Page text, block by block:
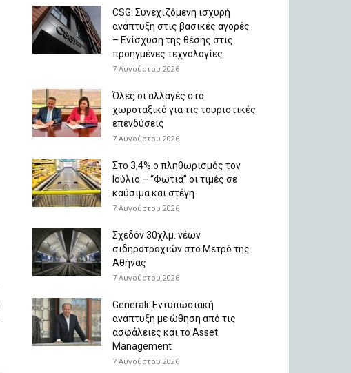
CSG: Συνεχιζόμενη ισχυρή
ανάπτυξη στις βασικές αγορές
– Ενίσχυση της θέσης στις
προηγμένες τεχνολογίες
7 Αυγούστου 2026
Όλες οι αλλαγές στο
χωροταξικό για τις τουριστικές
επενδύσεις
7 Αυγούστου 2026
Στο 3,4% ο πληθωρισμός τον
Ιούλιο – “Φωτιά” οι τιμές σε
καύσιμα και στέγη
7 Αυγούστου 2026
Σχεδόν 30χλμ. νέων
σιδηροτροχιών στο Μετρό της
Αθήνας
7 Αυγούστου 2026
Generali: Eντυπωσιακή
ανάπτυξη με ώθηση από τις
ασφάλειες και το Asset
Management
7 Αυγούστου 2026